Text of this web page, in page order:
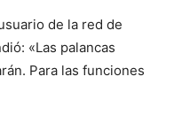
de la red de
«Las palancas
Para las funciones